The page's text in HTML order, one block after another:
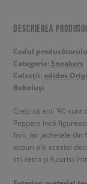
DESCRIEREA
Codul
Categorie: Sneakers
Colecții: adidas
Bebeluși
Crezi că anii '90 sunt
Peppers încă
fani, iar jachetele din
ecouri ale acestei
stil retro și futurist